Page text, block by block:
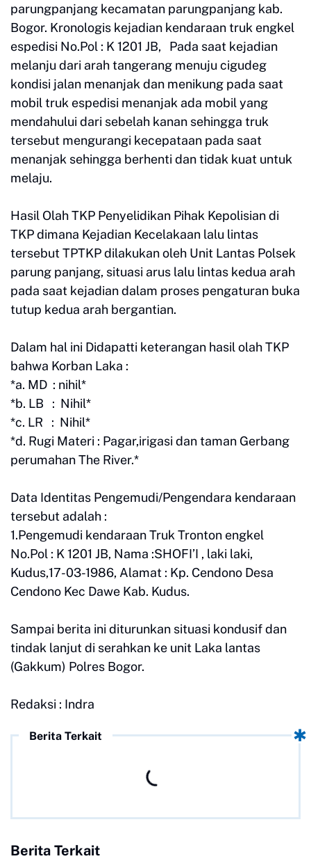
parungpanjang kecamatan parungpanjang kab.
Bogor. Kronologis kejadian kendaraan truk engkel
espedisi No.Pol : K 1201 JB, Pada saat kejadian
melanju dari arah tangerang menuju cigudeg
kondisi jalan menanjak dan menikung pada saat
mobil truk espedisi menanjak ada mobil yang
mendahului dari sebelah kanan sehingga truk
tersebut mengurangi kecepataan pada saat
menanjak sehingga berhenti dan tidak kuat untuk
melaju.
Hasil Olah TKP Penyelidikan Pihak Kepolisian di
TKP dimana Kejadian Kecelakaan lalu lintas
tersebut TPTKP dilakukan oleh Unit Lantas Polsek
parung panjang, situasi arus lalu lintas kedua arah
pada saat kejadian dalam proses pengaturan buka
tutup kedua arah bergantian.
Dalam hal ini Didapatti keterangan hasil olah TKP
bahwa Korban Laka :
*a. MD : nihil*
*b. LB : Nihil*
*c. LR : Nihil*
*d. Rugi Materi : Pagar,irigasi dan taman Gerbang
perumahan The River.*
Data Identitas Pengemudi/Pengendara kendaraan
tersebut adalah :
1.Pengemudi kendaraan Truk Tronton engkel
No.Pol : K 1201 JB, Nama :SHOFI’I , laki laki,
Kudus,17-03-1986, Alamat : Kp. Cendono Desa
Cendono Kec Dawe Kab. Kudus.
Sampai berita ini diturunkan situasi kondusif dan
tindak lanjut di serahkan ke unit Laka lantas
(Gakkum) Polres Bogor.
Redaksi : Indra
Berita Terkait
Berita Terkait